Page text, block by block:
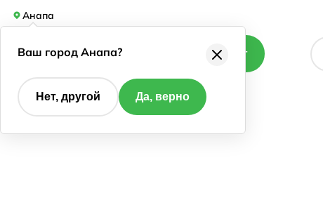
Анапа
Каталог
Ваш город Анапа?
Нет, другой Да, верно